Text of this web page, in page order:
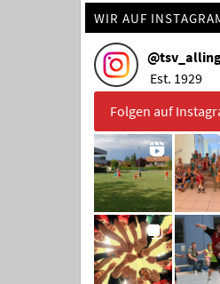
WIR AUF
@
Est. 1929
Folgen auf